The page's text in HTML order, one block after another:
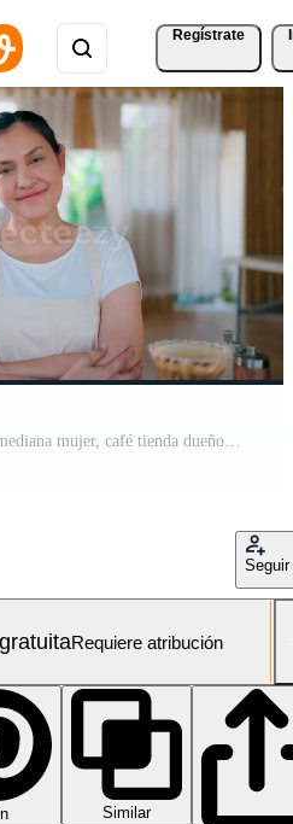
Regístrate
retrato de un alegre de edad mediana mujer, café tienda dueño, en pie con orgullo detrás su mostrador con brazos cruzado, exhibiendo su pasión para su negocio. Vídeo Gratis
Seguir
Requiere atribución
Similar